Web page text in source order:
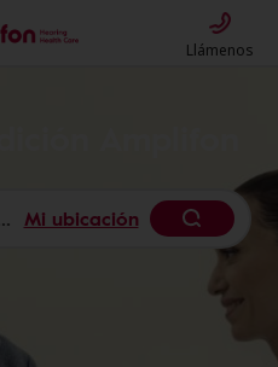
Llámenos
Amplifon
Mi ubicación